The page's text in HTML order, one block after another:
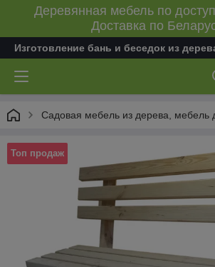
Деревянная мебель по
Доставка по
Изготовление бань и беседок из
Садовая мебель из дерева, мебель
Топ продаж